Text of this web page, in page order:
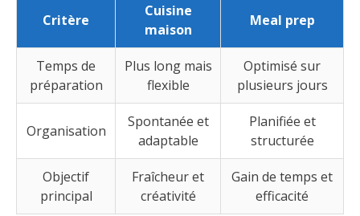
Critère
Cuisine
maison
Meal prep
Temps de
préparation
Plus long mais
flexible
Optimisé sur
plusieurs jours
Organisation
Spontanée et
adaptable
Planifiée et
structurée
Objectif
principal
Fraîcheur et
créativité
Gain de temps et
efficacité